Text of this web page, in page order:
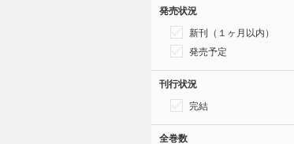
発売状況
新刊（１ヶ月以内）
発売予定
刊行状況
完結
全巻数